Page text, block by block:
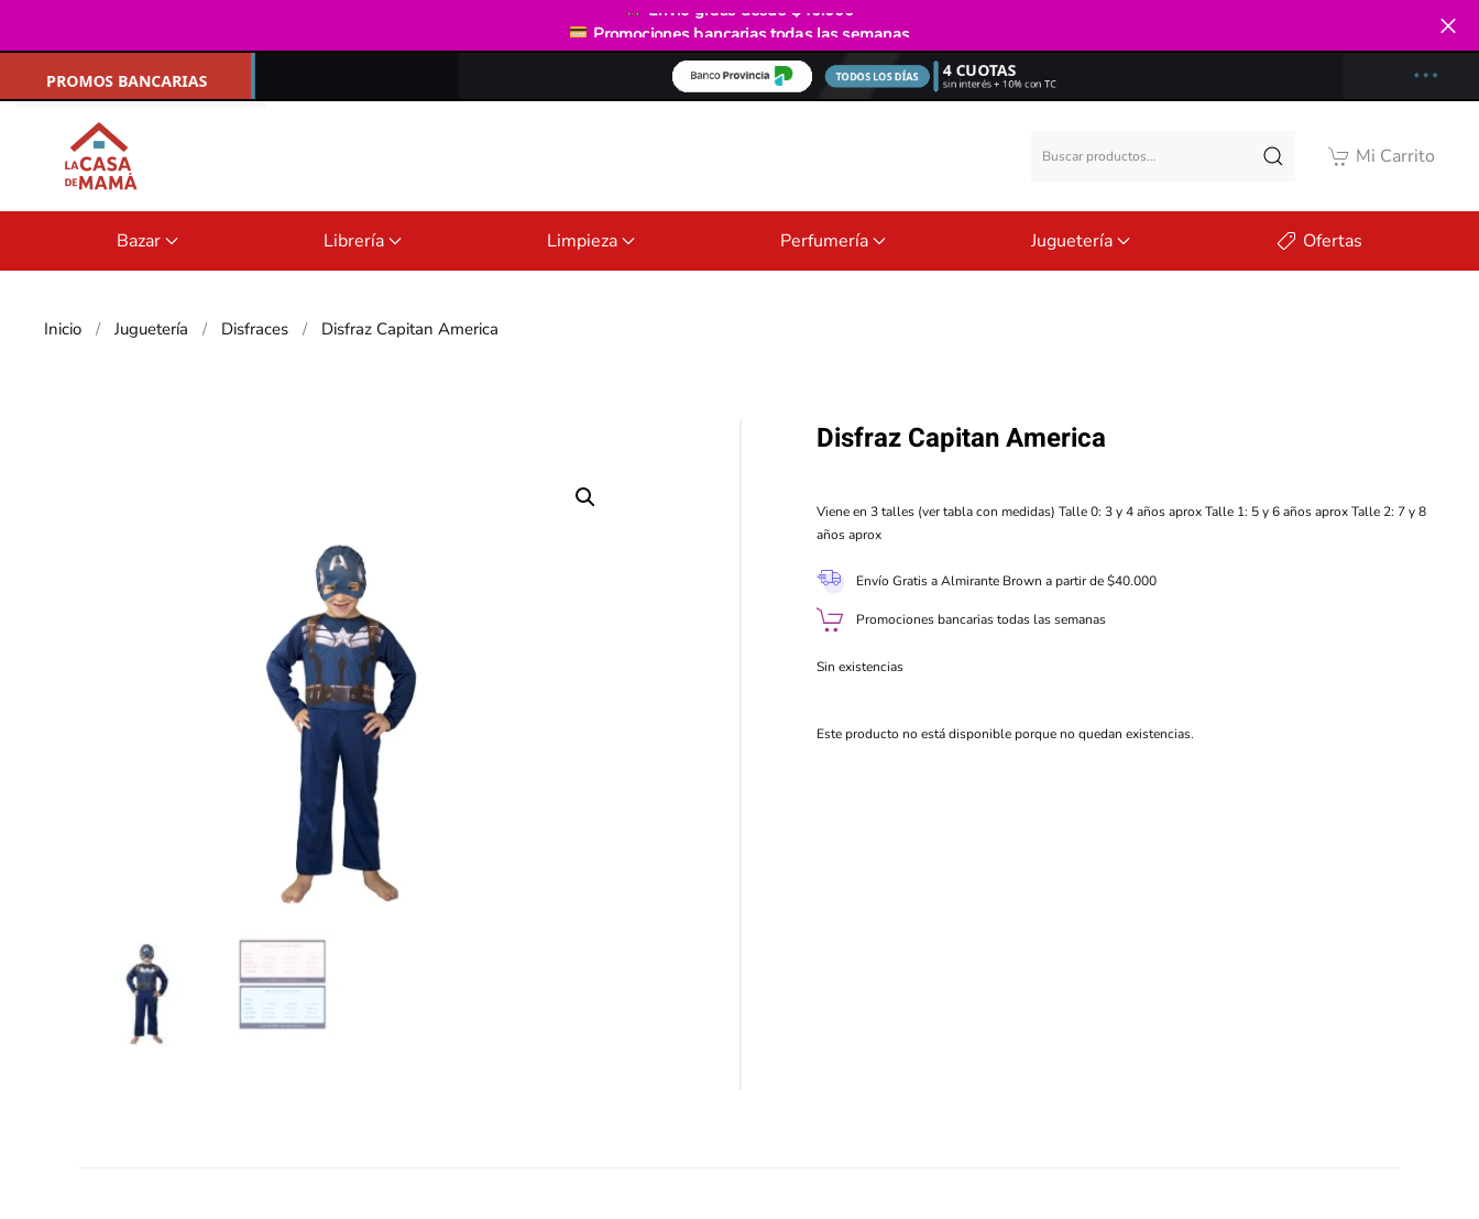
por:
Mi Carrito
Bazar Librería Limpieza Perfumería Juguetería Ofertas
Inicio Juguetería Disfraces Disfraz Capitan America
Disfraz Capitan America
Viene en 3 talles (ver tabla con medidas) Talle 0: 3 y 4 años aprox Talle 1: 5 y 6 años aprox Talle 2: 7 y 8
años aprox
Envío Gratis a Almirante Brown a partir de $40.000
Promociones bancarias todas las semanas
Sin existencias
Este producto no está disponible porque no quedan existencias.
Envío gratis
desde $40.000
Promociones bancariastodas las semanas